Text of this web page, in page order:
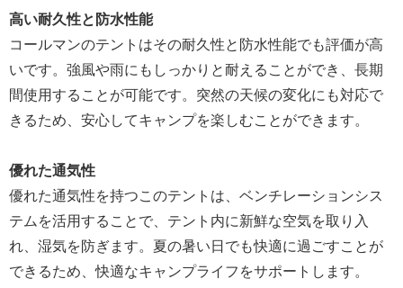
高い耐久性と防水性能
コールマンのテントはその耐久性と防水性能でも評価が高
いです。強風や雨にもしっかりと耐えることができ、長期
間使用することが可能です。突然の天候の変化にも対応で
きるため、安心してキャンプを楽しむことができます。
優れた通気性
優れた通気性を持つこのテントは、ベンチレーションシス
テムを活用することで、テント内に新鮮な空気を取り入
れ、湿気を防ぎます。夏の暑い日でも快適に過ごすことが
できるため、快適なキャンプライフをサポートします。